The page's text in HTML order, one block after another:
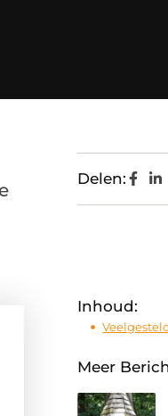
Delen:
Inhoud:
Meer